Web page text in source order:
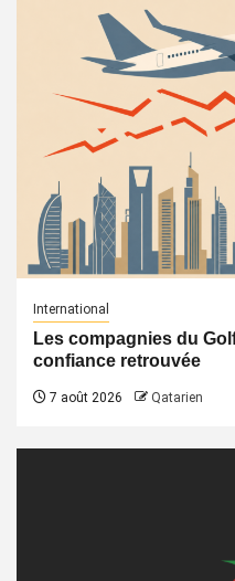
International
Les compagnies du
confiance retrouvée
7 août 2026 Qatarien